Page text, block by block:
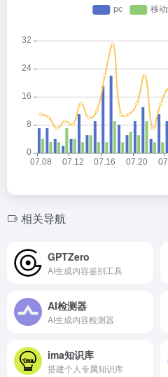
o
相关导航
GPTZero
AI生成内容鉴别工具
AI检测器
AI生成内容检测器
ima知识库
搭建个人专属知识库